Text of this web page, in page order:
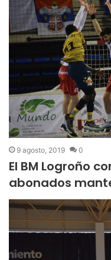
9 agosto, 2019 0
El BM Logroño
abonados